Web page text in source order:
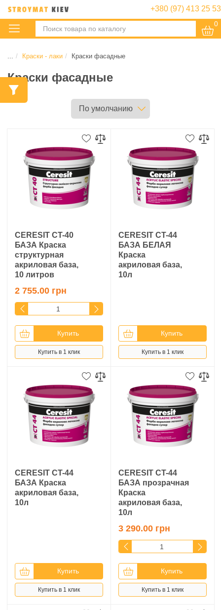
+380 (97) 413 25 53
0
Краски - лаки Краски фасадные
Краски фасадные
CERESIT CT-40
БАЗА Краска
структурная
акриловая база,
10 литров
2 755.00 грн
Купить
Купить в 1 клик
CERESIT CT-44
БАЗА БЕЛАЯ
Краска
акриловая база,
10л
Купить
Купить в 1 клик
CERESIT CT-44
БАЗА Краска
акриловая база,
10л
Купить
Купить в 1 клик
CERESIT CT-44
БАЗА прозрачная
Краска
акриловая база,
10л
3 290.00 грн
Купить
Купить в 1 клик